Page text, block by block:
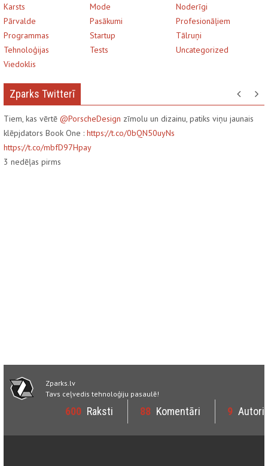
Karsts
Mode
Noderīgi
Pārvalde
Pasākumi
Profesionāļiem
Programmas
Startup
Tālruņi
Tehnoloģijas
Tests
Uncategorized
Viedoklis
Zparks Twitterī
Tiem, kas vērtē @PorscheDesign zīmolu un dizainu, patiks viņu jaunais
klēpjdators Book One : https://t.co/0bQN50uyNs
https://t.co/mbfD97Hpay
3 nedēļas pirms
Zparks.lv
Tavs ceļvedis tehnoloģiju pasaulē!
600 Raksti 88 Komentāri 9 Autori